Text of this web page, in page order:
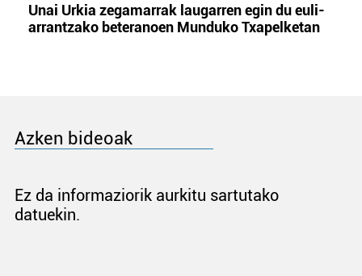
Unai Urkia zegamarrak laugarren egin du euli-
arrantzako beteranoen Munduko Txapelketan
Azken bideoak
Ez da informaziorik aurkitu sartutako
datuekin.